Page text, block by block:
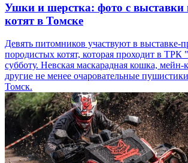
Ушки и шерстка: фото с выставки
котят в Томске
Девять питомников участвуют в выставке-
породистых котят, которая проходит в ТРК
субботу. Невская маскарадная кошка,
другие не менее очаровательные
Томск.